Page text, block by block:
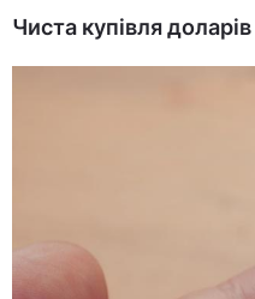
Чиста купівля